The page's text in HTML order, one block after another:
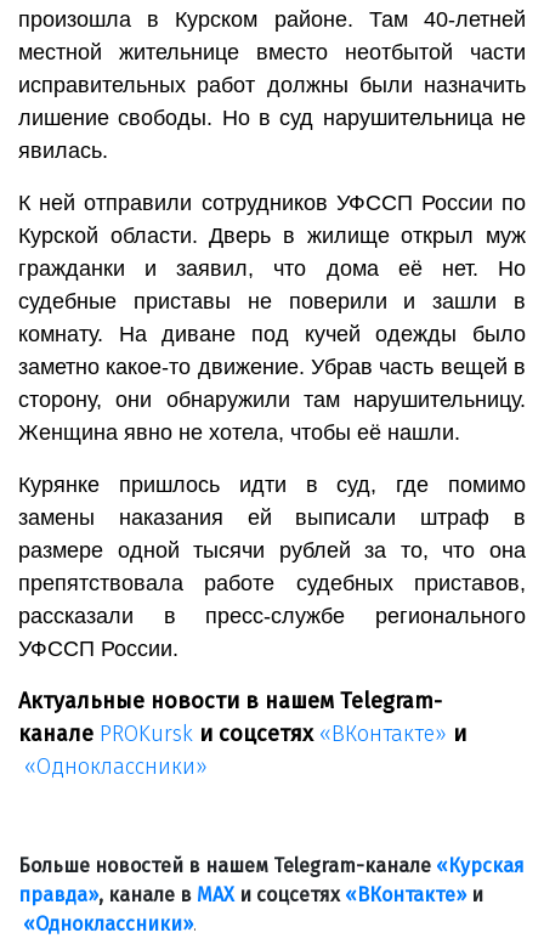
произошла в Курском районе. Там 40-летней
местной жительнице вместо неотбытой части
исправительных работ должны были назначить
лишение свободы. Но в суд нарушительница не
явилась.
К ней отправили сотрудников УФССП России по
Курской области. Дверь в жилище открыл муж
гражданки и заявил, что дома её нет. Но
судебные приставы не поверили и зашли в
комнату. На диване под кучей одежды было
заметно какое-то движение. Убрав часть вещей в
сторону, они обнаружили там нарушительницу.
Женщина явно не хотела, чтобы её нашли.
Курянке пришлось идти в суд, где помимо
замены наказания ей выписали штраф в
размере одной тысячи рублей за то, что она
препятствовала работе судебных приставов,
рассказали в пресс-службе регионального
УФССП России.
Актуальные новости в нашем Telegram-
канале PROKursk и соцсетях «ВКонтакте» и
«Одноклассники»
Больше новостей в нашем Telegram-канале «Курская
правда», канале в МАХи соцсетях «ВКонтакте»и
«Одноклассники».